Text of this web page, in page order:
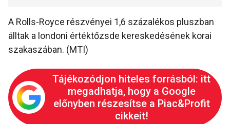
A Rolls-Royce részvényei 1,6 százalékos pluszban
álltak a londoni értéktőzsde kereskedésének korai
szakaszában. (MTI)
Tájékozódjon hiteles forrásból: itt
megadhatja, hogy a Google
előnyben részesítse a Piac&Profit
cikkeit!